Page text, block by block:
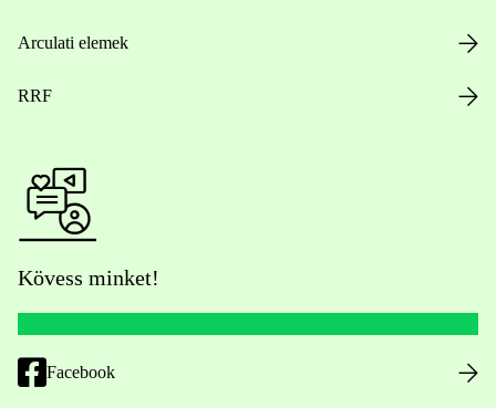
Arculati elemek
RRF
Kövess minket!
Facebook